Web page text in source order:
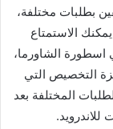
بطلبات مختلفة،
الاستمتاع
اسطورة الشاورما،
التخصيص التي
المختلفة بعد